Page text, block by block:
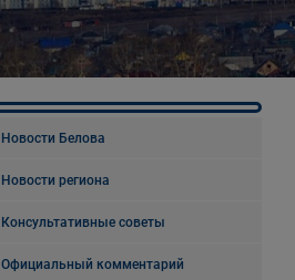
Новости Белова
Новости региона
Консультативные советы
Официальный комментарий